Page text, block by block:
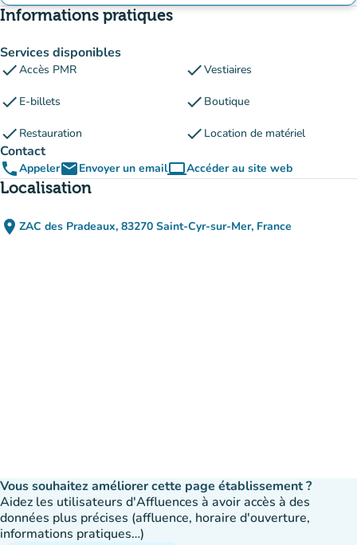
Informations pratiques
Services disponibles
checkAccès PMR checkVestiaires
check E-billets check Boutique
check Restauration check Location de matériel
Contact
phoneAppeleremailEnvoyer un emailcomputerAccéder au site web
(nouvel onglet)
Localisation
place ZAC des Pradeaux, 83270 Saint-Cyr-sur-Mer, France
(ouvrir dans Google Maps)
(nouvel onglet)
Vous souhaitez améliorer cette page établissement ?
Aidez les utilisateurs d'Affluences à avoir accès à des
données plus précises (affluence, horaire d'ouverture,
informations pratiques…)